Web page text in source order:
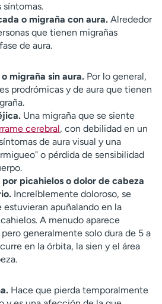
síntomas.
o migraña con aura. Alrededor
que tienen migrañas
de aura.
migraña sin aura. Por lo general,
prodrómicas y de aura que tienen
Una migraña que se siente
cerebral, con debilidad en un
de aura visual y una
o pérdida de sensibilidad
picahielos o dolor de cabeza
Increíblemente doloroso, se
apuñalando en la
A menudo aparece
generalmente solo dura de 5 a
en la órbita, la sien y el área
Hace que pierda temporalmente